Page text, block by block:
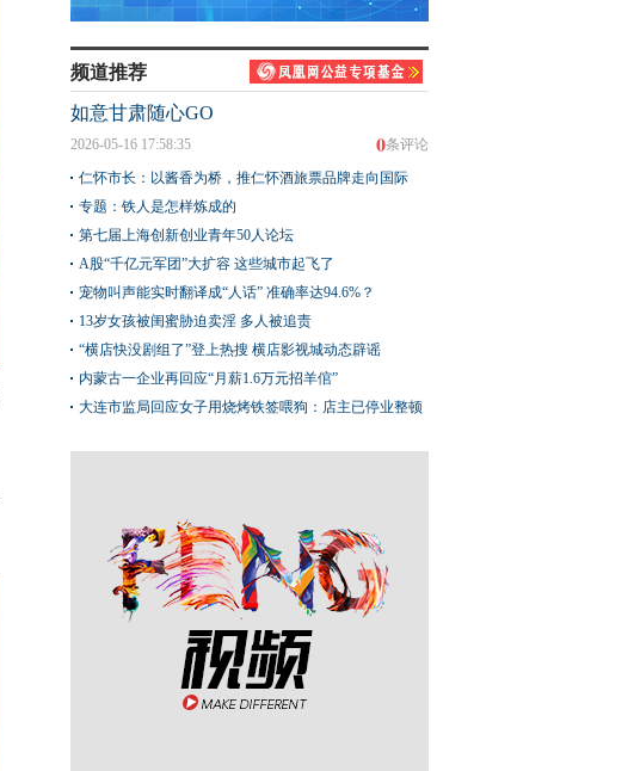
频道推荐
如意甘肃随心GO
0条评论
2026-05-16 17:58:35
仁怀市长：以酱香为桥，推仁怀酒旅票品牌走向国际
专题：铁人是怎样炼成的
第七届上海创新创业青年50人论坛
A股“千亿元军团”大扩容 这些城市起飞了
宠物叫声能实时翻译成“人话” 准确率达94.6%？
13岁女孩被闺蜜胁迫卖淫 多人被追责
“横店快没剧组了”登上热搜 横店影视城动态辟谣
内蒙古一企业再回应“月薪1.6万元招羊倌”
大连市监局回应女子用烧烤铁签喂狗：店主已停业整顿